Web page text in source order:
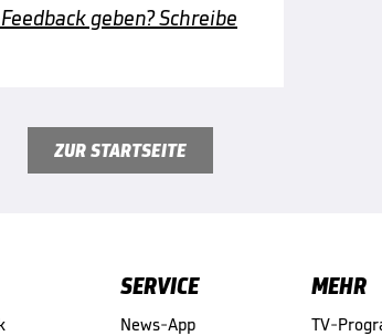
geben? Schreibe
ZUR STARTSEITE
SERVICE
News-App
MEHR
TV-